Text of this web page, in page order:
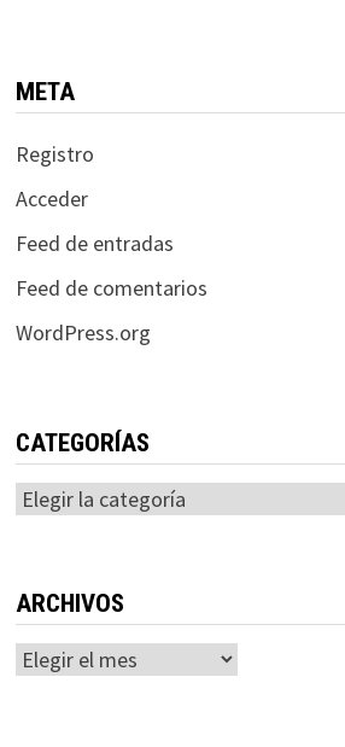
META
Registro
Acceder
Feed de entradas
Feed de comentarios
WordPress.org
CATEGORÍAS
Categorías
ARCHIVOS
Archivos